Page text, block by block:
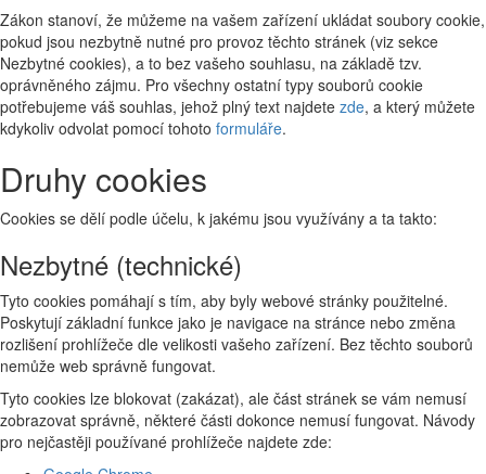
Zákon stanoví, že můžeme na vašem zařízení ukládat soubory cookie,
pokud jsou nezbytně nutné pro provoz těchto stránek (viz sekce
Nezbytné cookies), a to bez vašeho souhlasu, na základě tzv.
oprávněného zájmu. Pro všechny ostatní typy souborů cookie
potřebujeme váš souhlas, jehož plný text najdete zde, a který můžete
kdykoliv odvolat pomocí tohoto formuláře.
Druhy cookies
Cookies se dělí podle účelu, k jakému jsou využívány a ta takto:
Nezbytné (technické)
Tyto cookies pomáhají s tím, aby byly webové stránky použitelné.
Poskytují základní funkce jako je navigace na stránce nebo změna
rozlišení prohlížeče dle velikosti vašeho zařízení. Bez těchto souborů
nemůže web správně fungovat.
Tyto cookies lze blokovat (zakázat), ale část stránek se vám nemusí
zobrazovat správně, některé části dokonce nemusí fungovat. Návody
pro nejčastěji používané prohlížeče najdete zde: